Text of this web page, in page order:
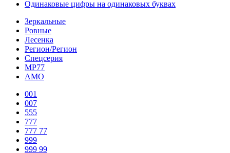
Одинаковые цифры на одинаковых буквах
Зеркальные
Ровные
Лесенка
Регион/Регион
Спецсерия
МР77
АМО
001
007
555
777
777 77
999
999 99